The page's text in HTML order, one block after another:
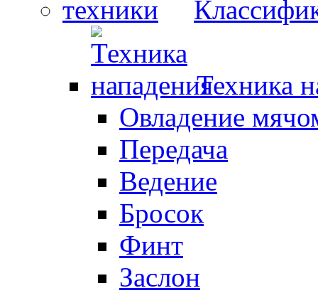
Техника
Овладение
Передача
Ведение
Бросок
Финт
Заслон